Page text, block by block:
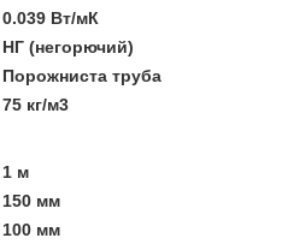
0.039 Вт/мК
НГ (негорючий)
Порожниста труба
75 кг/м3
1 м
150 мм
100 мм